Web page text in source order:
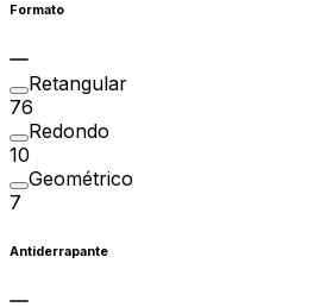
Formato
Retangular
76
Redondo
10
Geométrico
7
Antiderrapante